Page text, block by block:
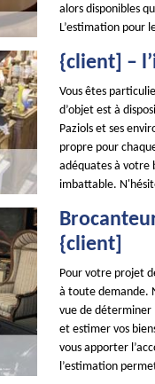
alors disponibles
L’estimation pour
{client] –
Vous êtes
d’objet est à
Paziols et ses
propre pour
adéquates à votre
imbattable.
{client]
Pour votre projet
à toute demande.
vue de déterminer
et estimer vos
vous apporter
l’estimation